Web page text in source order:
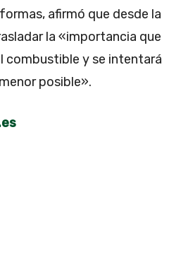
afirmó que desde la
la «importancia que
combustible y se intentará
posible».